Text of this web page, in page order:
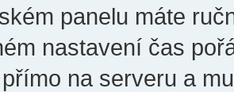
panelu máte
nastavení čas
na serveru a